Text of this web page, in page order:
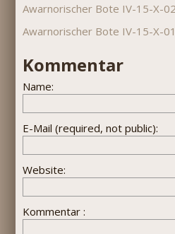
Awarnorischer Bote IV-15-X-02
Awarnorischer Bote IV-15-X-
Kommentar
Name:
E-Mail (required, not public):
Website:
Kommentar :